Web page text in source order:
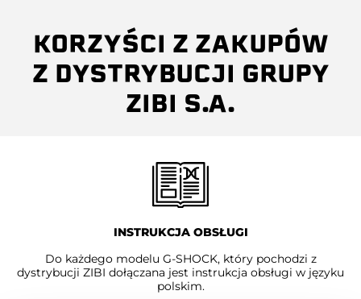
KORZYŚCI Z ZAKUPÓW
Z DYSTRYBUCJI GRUPY
ZIBI S.A.
INSTRUKCJA OBSŁUGI
Do każdego modelu G-SHOCK, który pochodzi z
dystrybucji ZIBI dołączana jest instrukcja obsługi w języku
polskim.